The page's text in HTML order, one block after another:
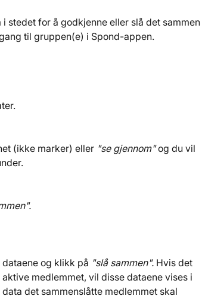
stedet for å godkjenne eller slå det sammen
til gruppen(e) i Spond-appen.
(ikke marker) eller "se gjennom" og du vil
og klikk på "slå sammen". Hvis det
medlemmet, vil disse dataene vises i
det sammenslåtte medlemmet skal